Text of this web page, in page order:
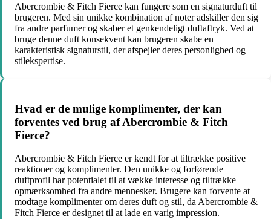
Abercrombie & Fitch Fierce kan fungere som en signaturduft til
brugeren. Med sin unikke kombination af noter adskiller den sig
fra andre parfumer og skaber et genkendeligt duftaftryk. Ved at
bruge denne duft konsekvent kan brugeren skabe en
karakteristisk signaturstil, der afspejler deres personlighed og
stilekspertise.
Hvad er de mulige komplimenter, der kan
forventes ved brug af Abercrombie & Fitch
Fierce?
Abercrombie & Fitch Fierce er kendt for at tiltrække positive
reaktioner og komplimenter. Den unikke og forførende
duftprofil har potentialet til at vække interesse og tiltrække
opmærksomhed fra andre mennesker. Brugere kan forvente at
modtage komplimenter om deres duft og stil, da Abercrombie &
Fitch Fierce er designet til at lade en varig impression.